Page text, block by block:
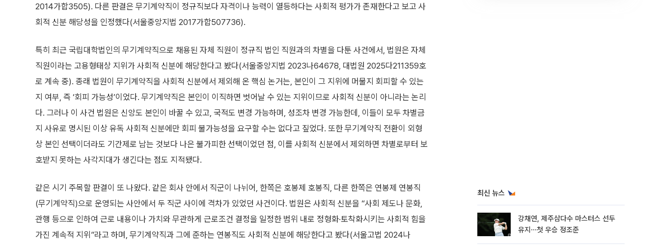
2014가합3505). 다른 판결은 무기계약직이 정규직보다 자격이나 능력이 열등하다는 사회적 평가가 존재한다고 보고 사
회적 신분 해당성을 인정했다(서울중앙지법 2017가합507736).
특히 최근 국립대학법인의 무기계약직으로 채용된 자체 직원이 정규직 법인 직원과의 차별을 다툰 사건에서, 법원은 자체
직원이라는 고용형태상 지위가 사회적 신분에 해당한다고 봤다(서울중앙지법 2023나64678, 대법원 2025다211359호
로 계속 중). 종래 법원이 무기계약직을 사회적 신분에서 제외해 온 핵심 논거는, 본인이 그 지위에 머물지 회피할 수 있는
지 여부, 즉 ‘회피 가능성’이었다. 무기계약직은 본인이 이직하면 벗어날 수 있는 지위이므로 사회적 신분이 아니라는 논리
다. 그러나 이 사건 법원은 신앙도 본인이 바꿀 수 있고, 국적도 변경 가능하며, 성조차 변경 가능한데, 이들이 모두 차별금
지 사유로 명시된 이상 유독 사회적 신분에만 회피 불가능성을 요구할 수는 없다고 짚었다. 또한 무기계약직 전환이 외형
상 본인 선택이더라도 기간제로 남는 것보다 나은 불가피한 선택이었던 점, 이를 사회적 신분에서 제외하면 차별로부터 보
호받지 못하는 사각지대가 생긴다는 점도 지적됐다.
같은 시기 주목할 판결이 또 나왔다. 같은 회사 안에서 직군이 나뉘어, 한쪽은 호봉제 호봉직, 다른 한쪽은 연봉제 연봉직
(무기계약직)으로 운영되는 사안에서 두 직군 사이에 격차가 있었던 사건이다. 법원은 사회적 신분을 “사회 제도나 문화,
관행 등으로 인하여 근로 내용이나 가치와 무관하게 근로조건 결정을 일정한 범위 내로 정형화·토착화시키는 사회적 힘을
가진 계속적 지위”라고 하며, 무기계약직과 그에 준하는 연봉직도 사회적 신분에 해당한다고 봤다(서울고법 2024나
최신 뉴스
강채연, 제주삼다수 마스터스 선두
유지⋯첫 우승 정조준